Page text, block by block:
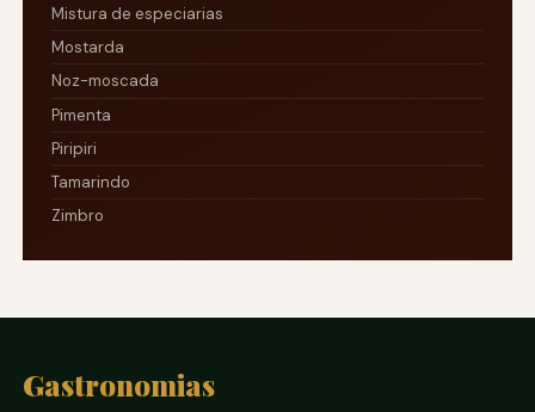
Mistura de especiarias
Mostarda
Noz-moscada
Pimenta
Piripiri
Tamarindo
Zimbro
Gastronomias